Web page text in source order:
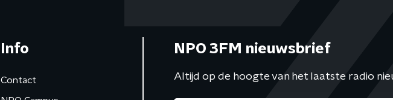
Info
Contact
NPO 3FM nieuwsbrief
Altijd op de hoogte van het laatste radio